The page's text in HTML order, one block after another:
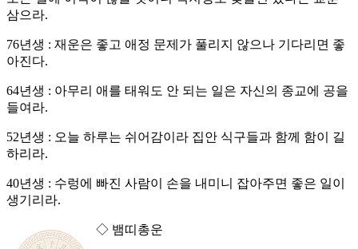
삼으라.
76년생 : 재운은 좋고 애정 문제가 풀리지 않으나 기다리면 좋
아진다.
64년생 : 아무리 애를 태워도 안 되는 일은 자신의 종교에 공을
들여라.
52년생 : 오늘 하루는 쉬어감이라 집안 식구들과 함께 함이 길
하리라.
40년생 : 수렁에 빠진 사람이 손을 내미니 잡아주면 좋은 일이
생기리라.
◇ 뱀띠총운